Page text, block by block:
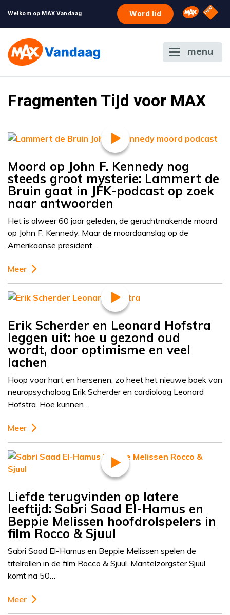
Welkom op MAX Vandaag Word lid Omroep
NPO
menu
Fragmenten Tijd voor MAX
Moord op John F. Kennedy nog
steeds groot mysterie: Lammert de
Bruin gaat in JFK-podcast op zoek
naar antwoorden
Het is alweer 60 jaar geleden, de geruchtmakende moord
op John F. Kennedy. Maar de moordaanslag op de
Amerikaanse president…
Meer
Erik Scherder en Leonard Hofstra
leggen uit: hoe u gezond oud
wordt, door optimisme en veel
lachen
Hoop voor hart en hersenen, zo heet het nieuwe boek van
neuropsycholoog Erik Scherder en cardioloog Leonard
Hofstra. Hoe kunnen…
Meer
Liefde terugvinden op latere
leeftijd: Sabri Saad El-Hamus en
Beppie Melissen hoofdrolspelers in
film Rocco & Sjuul
Sabri Saad El-Hamus en Beppie Melissen spelen de
titelrollen in de film Rocco & Sjuul. Mantelzorgster Sjuul
komt na 50…
Meer